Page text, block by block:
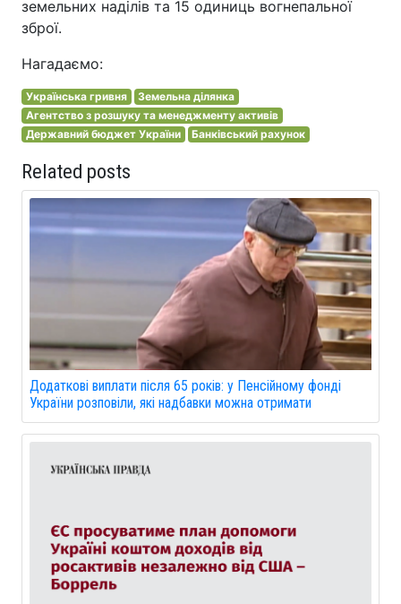
земельних наділів та 15 одиниць вогнепальної
зброї.
Нагадаємо:
Українська гривня
Земельна ділянка
Агентство з розшуку та менеджменту активів
Державний бюджет України
Банківський рахунок
Related posts
Додаткові виплати після 65 років: у Пенсійному фонді
України розповіли, які надбавки можна отримати